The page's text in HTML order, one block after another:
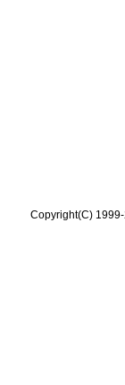
Copyright(C)